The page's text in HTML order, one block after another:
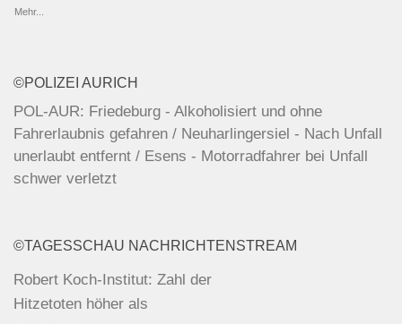
Mehr...
©POLIZEI AURICH
POL-AUR: Friedeburg - Alkoholisiert und ohne
Fahrerlaubnis gefahren / Neuharlingersiel - Nach Unfall
unerlaubt entfernt / Esens - Motorradfahrer bei Unfall
schwer verletzt
Unfallort / Norden - Pkw beim Ein-/Ausparken
beschädigt / Norden - Nach Unfall mit Radfahrer von
Robert Koch-Institut: Zahl der